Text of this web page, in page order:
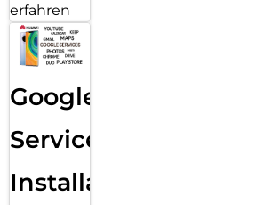
erfahren
Google
Services
Installation